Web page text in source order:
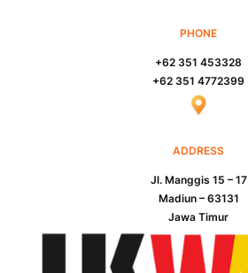
PHONE
+62 351 453328
+62 351 4772399
ADDRESS
Jl. Manggis 15 – 17
Madiun – 63131
Jawa Timur